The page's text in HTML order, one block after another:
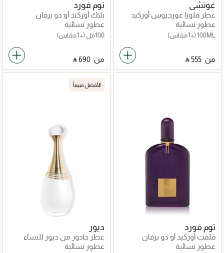
غوتشي
عطر فلورا غورجيوس أوركيد
عطور نسائية
100ML (+1 مقاس)
من ‎ ⃁ ⁦555⁩ ‎
توم فورد
بلاك أوركيد أو دو برفان
عطور نسائية
100مل (+1 مقاس)
من ‎ ⃁ ⁦690⁩ ‎
توم فورد
فلفت أوركيد أو دو برفان
عطور نسائية
الأفضل مبيعاً
ديور
عطر جادور من ديور للنساء
عطور نسائية